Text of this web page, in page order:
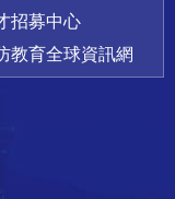
招募中心
教育全球資訊網